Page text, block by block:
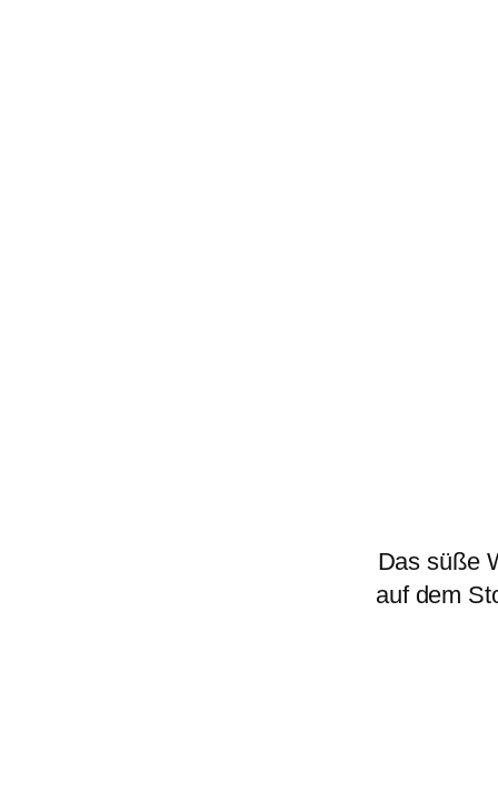
Das süße
auf dem